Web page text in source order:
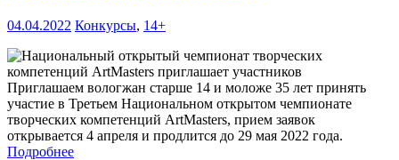
04.04.2022 Конкурсы, 14+
Приглашаем вологжан старше 14 и моложе 35 лет принять
участие в Третьем Национальном открытом чемпионате
творческих компетенций ArtMasters, прием заявок
открывается 4 апреля и продлится до 29 мая 2022 года.
Подробнее